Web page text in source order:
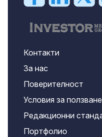
Контакти
За нас
Поверителност
Условия за ползване
Редакционни
Портфолио